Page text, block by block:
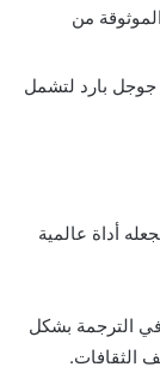
من
جوجل بارد لتشمل
أكثر من 20 لغة، مما يجعله أداة عالمية
الترجمة بشكل
الثقافات.